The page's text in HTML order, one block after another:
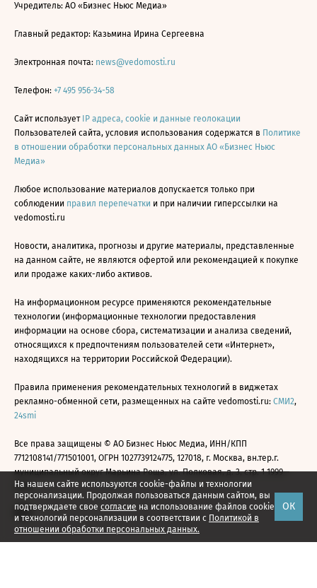
На нашем сайте используются cookie-файлы и технологии
персонализации. Продолжая пользоваться данным сайтом, вы
подтверждаете свое согласие на использование файлов cookie
и технологий персонализации в соответствии с Политикой в
отношении обработки персональных данных.
ОК
Учредитель: АО «Бизнес Ньюс Медиа»
Главный редактор: Казьмина Ирина Сергеевна
Электронная почта: news@vedomosti.ru
Телефон: +7 495 956-34-58
Сайт использует IP адреса, cookie и данные геолокации
Пользователей сайта, условия использования содержатся в Политике
в отношении обработки персональных данных АО «Бизнес Ньюс
Медиа»
Любое использование материалов допускается только при
соблюдении правил перепечатки и при наличии гиперссылки на
vedomosti.ru
Новости, аналитика, прогнозы и другие материалы, представленные
на данном сайте, не являются офертой или рекомендацией к покупке
или продаже каких-либо активов.
На информационном ресурсе применяются рекомендательные
технологии (информационные технологии предоставления
информации на основе сбора, систематизации и анализа сведений,
относящихся к предпочтениям пользователей сети «Интернет»,
находящихся на территории Российской Федерации).
Правила применения рекомендательных технологий в виджетах
рекламно-обменной сети, размещенных на сайте vedomosti.ru: СМИ2,
24smi
Все права защищены © АО Бизнес Ньюс Медиа, ИНН/КПП
7712108141/771501001, ОГРН 1027739124775, 127018, г. Москва, вн.тер.г.
муниципальный округ Марьина Роща, ул. Полковая, д. 3, стр. 1 1999—
2026